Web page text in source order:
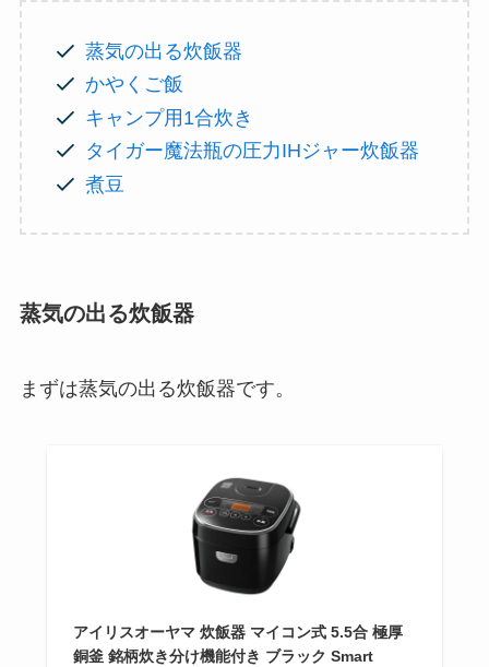
蒸気の出る炊飯器
かやくご飯
キャンプ用1合炊き
タイガー魔法瓶の圧力IHジャー炊飯器
煮豆
蒸気の出る炊飯器
まずは蒸気の出る炊飯器です。
アイリスオーヤマ 炊飯器 マイコン式 5.5合 極厚
銅釜 銘柄炊き分け機能付き ブラック Smart